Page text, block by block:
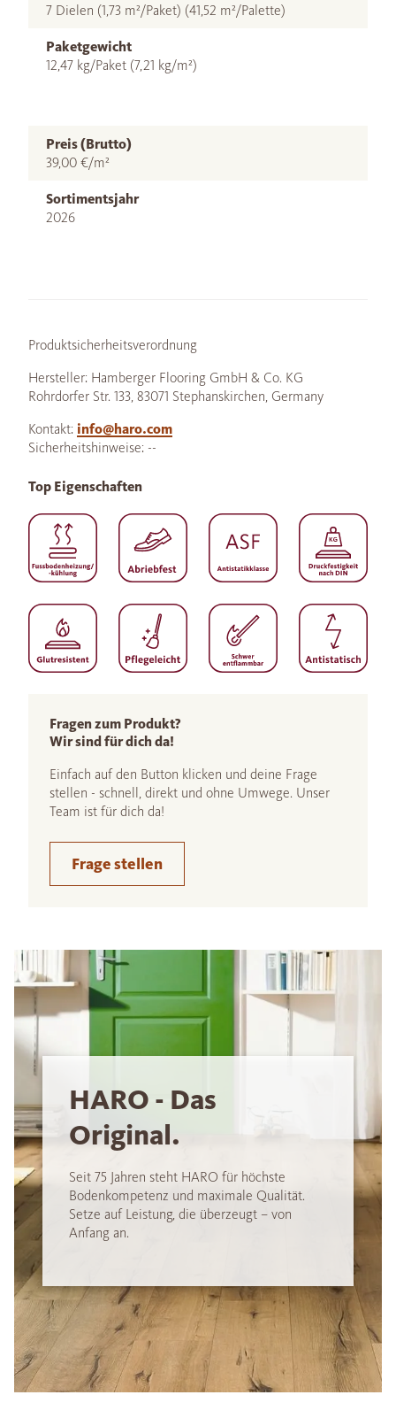
7 Dielen (1,73 m²/Paket) (41,52 m²/Palette)
Paketgewicht
12,47 kg/Paket (7,21 kg/m²)
Preis (Brutto)
39,00 €/m²
Sortimentsjahr
2026
Produktsicherheitsverordnung
Hersteller: Hamberger Flooring GmbH & Co. KG
Rohrdorfer Str. 133, 83071 Stephanskirchen, Germany
Kontakt: info@haro.com
Sicherheitshinweise: --
Fragen zum Produkt?
Wir sind für dich da!
Einfach auf den Button klicken und deine Frage
stellen - schnell, direkt und ohne Umwege. Unser
Team ist für dich da!
Frage stellen
Top Eigenschaften
HARO - Das
Original.
Seit 75 Jahren steht HARO für höchste
Bodenkompetenz und maximale Qualität.
Setze auf Leistung, die überzeugt – von
Anfang an.